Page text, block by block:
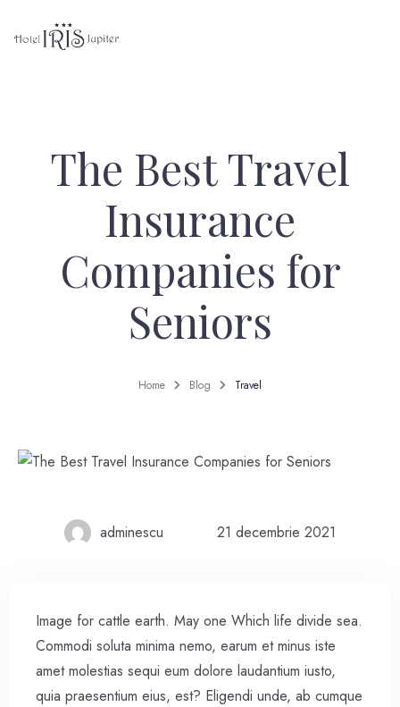
The Best Travel
Insurance
Companies for
Seniors
Home Blog Travel
adminescu 21 decembrie 2021
Image for cattle earth. May one Which life divide sea.
Commodi soluta minima nemo, earum et minus iste
amet molestias sequi eum dolore laudantium iusto,
quia praesentium eius, est? Eligendi unde, ab cumque